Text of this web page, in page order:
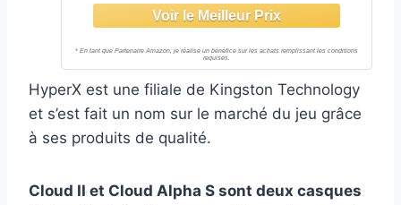
respirant, Mousse mémoire de
forme, Microphone antibruit, Bleu et
Noir
HyperX est une filiale de Kingston Technology
et s’est fait un nom sur le marché du jeu grâce
à ses produits de qualité.
Cloud II et Cloud Alpha S sont deux casques